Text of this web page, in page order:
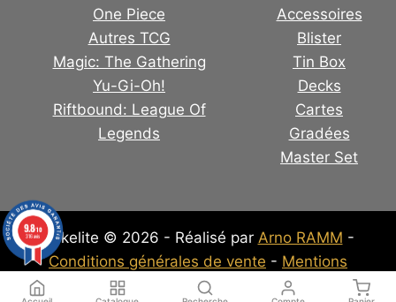
One Piece
Autres TCG
Magic: The Gathering
Yu-Gi-Oh!
Riftbound: League Of
Legends
Accessoires
Blister
Tin Box
Decks
Cartes
Gradées
Master Set
Pokelite © 2026 - Réalisé par Arno RAMM -
Conditions générales de vente - Mentions
Légales- Politique de confidentialité
9.8/10
316 avis